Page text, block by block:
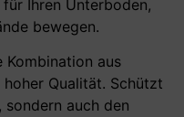
Ihren Unterboden,
bewegen.
aus
Qualität. Schützt
auch den